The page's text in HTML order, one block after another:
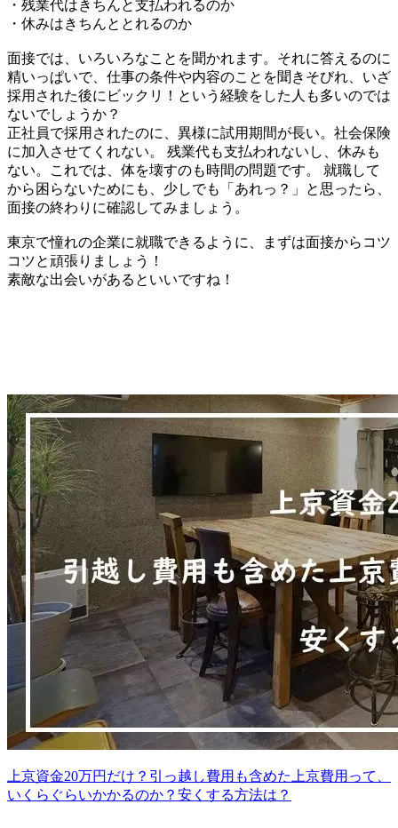
・残業代はきちんと支払われるのか
・休みはきちんととれるのか
面接では、いろいろなことを聞かれます。それに答えるのに
精いっぱいで、仕事の条件や内容のことを聞きそびれ、いざ
採用された後にビックリ！という経験をした人も多いのでは
ないでしょうか？
正社員で採用されたのに、異様に試用期間が長い。社会保険
に加入させてくれない。 残業代も支払われないし、休みも
ない。これでは、体を壊すのも時間の問題です。 就職して
から困らないためにも、少しでも「あれっ？」と思ったら、
面接の終わりに確認してみましょう。
東京で憧れの企業に就職できるように、まずは面接からコツ
コツと頑張りましょう！
素敵な出会いがあるといいですね！
上京資金20万円だけ？引っ越し費用も含めた上京費用って、
いくらぐらいかかるのか？安くする方法は？